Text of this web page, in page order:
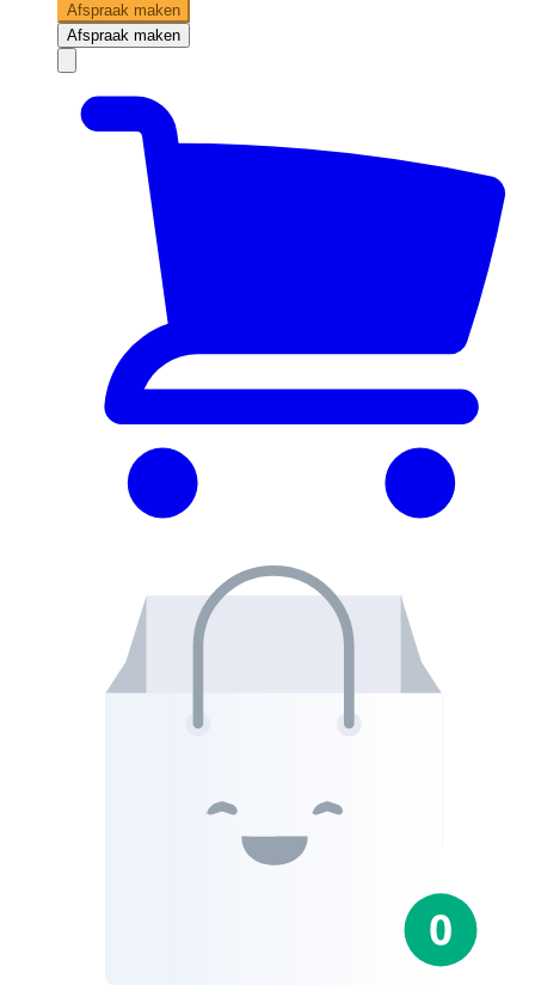
Afspraak maken
Afspraak maken